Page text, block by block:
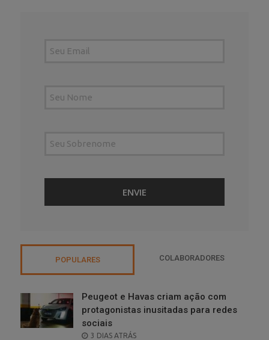
POPULARES COLABORADORES
Peugeot e Havas criam ação com
protagonistas inusitadas para redes
sociais
POSTED
3 DIAS ATRÁS